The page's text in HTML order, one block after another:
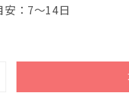
安：7～14日